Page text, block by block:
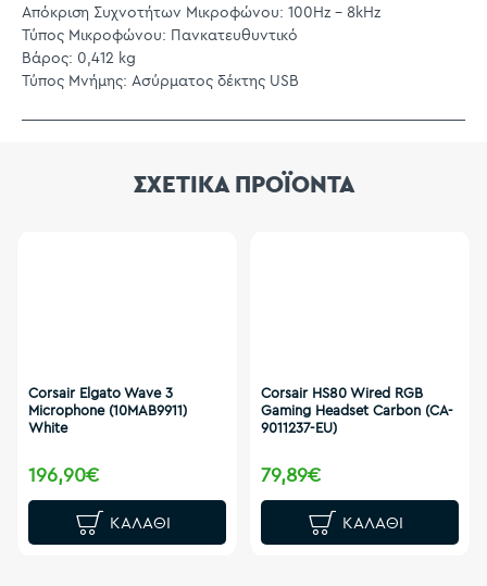
Απόκριση Συχνοτήτων Μικροφώνου: 100Hz – 8kHz
Τύπος Μικροφώνου: Πανκατευθυντικό
Βάρος: 0,412 kg
Τύπος Μνήμης: Ασύρματος δέκτης USB
ΣΧΕΤΙΚΑ ΠΡΟΪΟΝΤΑ
Corsair Elgato Wave 3
Microphone (10MAB9911)
White
196,90€
ΚΑΛΆΘΙ
Corsair HS80 Wired RGB
Gaming Headset Carbon (CA-
9011237-EU)
79,89€
ΚΑΛΆΘΙ